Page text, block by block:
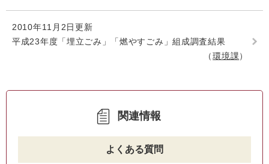
2010年11月2日更新
平成23年度「埋立ごみ」「燃やすごみ」組成調査結果
環境課
関連情報
よくある質問